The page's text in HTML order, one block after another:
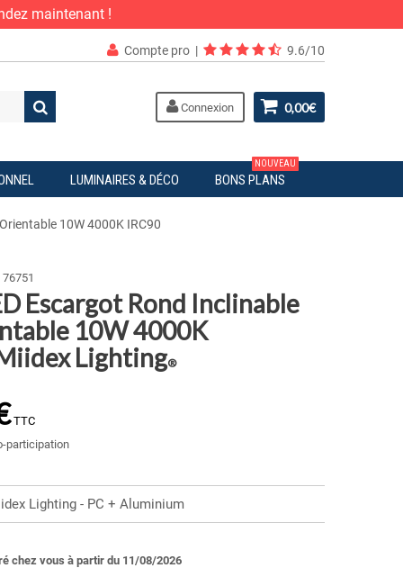
maintenant !
Compte pro | 9.6/10
0,00€
Connexion
LUMINAIRES & DÉCO BONS PLANS
NOUVEAU
10W 4000K IRC90
76751
Escargot Rond Inclinable
10W 4000K
Lighting®
TTC
participation
Lighting - PC + Aluminium
chez vous à partir du 11/08/2026